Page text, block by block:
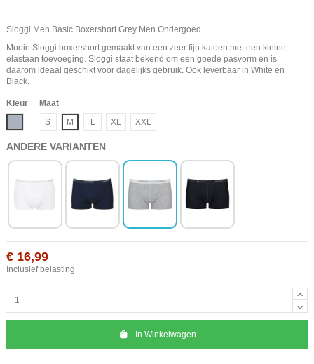
Sloggi Men Basic Boxershort Grey Men Ondergoed.
Mooie Sloggi boxershort gemaakt van een zeer fijn katoen met een kleine
elastaan toevoeging. Sloggi staat bekend om een goede pasvorm en is
daarom ideaal geschikt voor dagelijks gebruik. Ook leverbaar in White en
Black.
Kleur
Maat
S
M L XL XXL
ANDERE VARIANTEN
€ 16,99
Inclusief belasting
In Winkelwagen